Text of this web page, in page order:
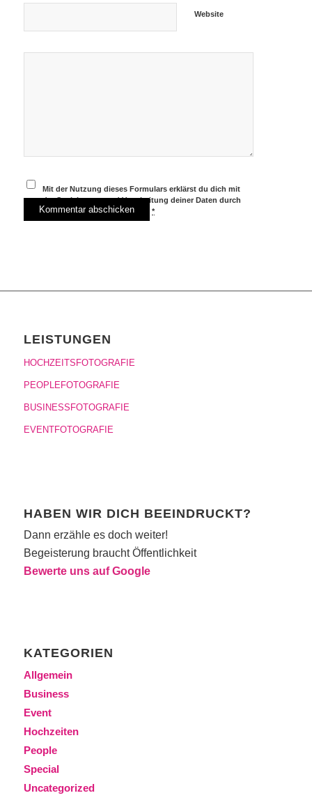
Website
Mit der Nutzung dieses Formulars erklärst du dich mit
der Speicherung und Verarbeitung deiner Daten durch
diese Website einverstanden.*
LEISTUNGEN
HOCHZEITSFOTOGRAFIE
PEOPLEFOTOGRAFIE
BUSINESSFOTOGRAFIE
EVENTFOTOGRAFIE
HABEN WIR DICH BEEINDRUCKT?
Dann erzähle es doch weiter!
Begeisterung braucht Öffentlichkeit
Bewerte uns auf Google
KATEGORIEN
Allgemein
Business
Event
Hochzeiten
People
Special
Uncategorized